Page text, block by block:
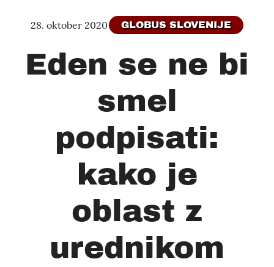
28. oktober 2020 GLOBUS SLOVENIJE
Eden se ne bi
smel
podpisati:
kako je
oblast z
urednikom